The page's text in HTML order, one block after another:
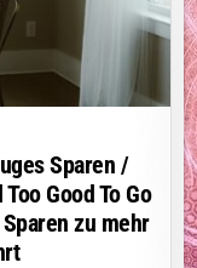
Sparen /
Good To Go
zu mehr